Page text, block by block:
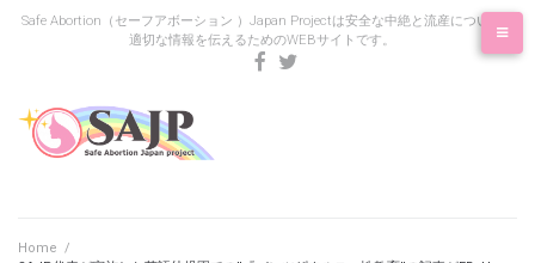
SkipSafe Abortion（セーフアボーション ）Japan Projectは安全な中絶と流産について
適切な情報を伝えるためのWEBサイトです。
Home /